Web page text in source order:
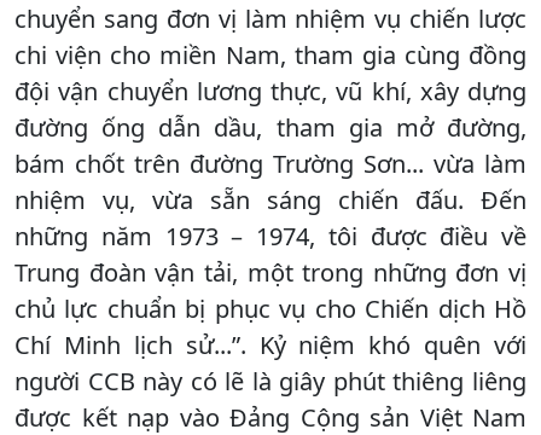
chuyển sang đơn vị làm nhiệm vụ chiến lược
chi viện cho miền Nam, tham gia cùng đồng
đội vận chuyển lương thực, vũ khí, xây dựng
đường ống dẫn dầu, tham gia mở đường,
bám chốt trên đường Trường Sơn... vừa làm
nhiệm vụ, vừa sẵn sáng chiến đấu. Đến
những năm 1973 – 1974, tôi được điều về
Trung đoàn vận tải, một trong những đơn vị
chủ lực chuẩn bị phục vụ cho Chiến dịch Hồ
Chí Minh lịch sử...”. Kỷ niệm khó quên với
người CCB này có lẽ là giây phút thiêng liêng
được kết nạp vào Đảng Cộng sản Việt Nam